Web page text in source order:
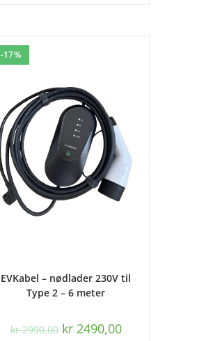
-17%
EVKabel – nødlader 230V til
Type 2 – 6 meter
kr2990,00 kr2490,00